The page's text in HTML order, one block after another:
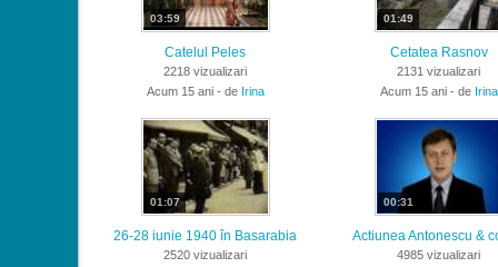
03:59
Catelul Peles
2218 vizualizari
Acum 15 ani - de Irina
01:49
Cetatea Rasnov
2131 vizualizari
Acum 15 ani - de Irina
01:07
26-28 iunie 1940 în Basarabia
2520 vizualizari
00:31
Actiunea Antonescu &
4985 vizualizari